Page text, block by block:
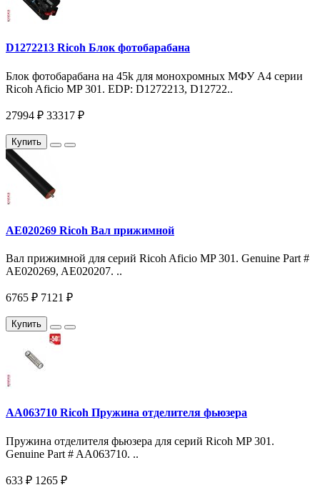
D1272213 Ricoh Блок фотобарабана
Блок фотобарабана на 45k для монохромных МФУ A4 серии
Ricoh Aficio MP 301. EDP: D1272213, D12722..
27994 ₽ 33317 ₽
Купить
AE020269 Ricoh Вал прижимной
Вал прижимной для серий Ricoh Aficio MP 301. Genuine Part #
AE020269, AE020207. ..
6765 ₽ 7121 ₽
Купить
AA063710 Ricoh Пружина отделителя фьюзера
Пружина отделителя фьюзера для серий Ricoh MP 301.
Genuine Part # AA063710. ..
633 ₽ 1265 ₽